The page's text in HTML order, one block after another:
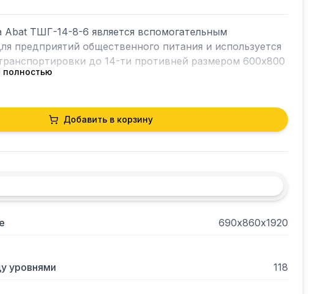
Abat ТШГ-14-8-6 является вспомогательным
предприятий общественного питания и используется
до 14-ти противней размером 600х800
мм
стали.
с ротационным пекарским шкафом РПШ-18-8-
полностью
Добавить в корзину
690х860х1920
уровнями 118